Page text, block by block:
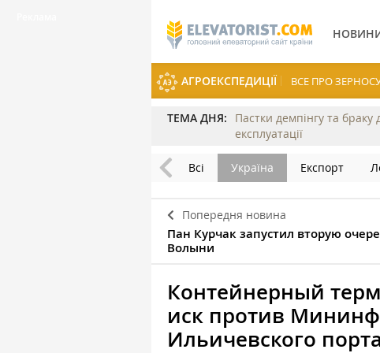
АГРОЕКСПЕДИЦІЇ ВСЕ ПРО
ТЕМА ДНЯ:
Пастки демпінгу та браку
експлуатації
Всі Україна Експорт
Попередня новина
Пан Курчак запустил вторую
Волыни
Контейнерный
иск против
Ильичевского порта